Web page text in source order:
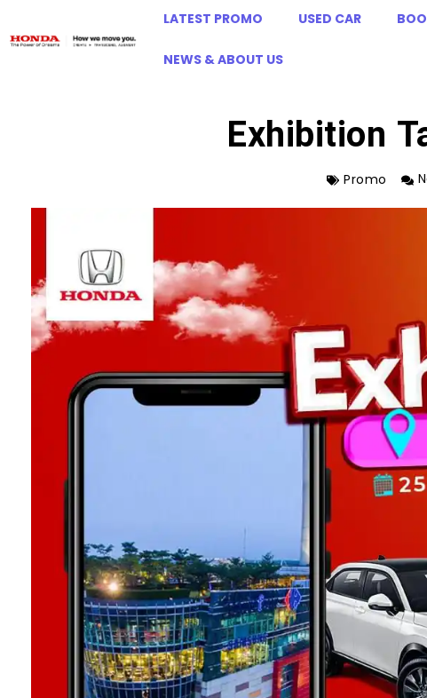
LATEST PROMO USED CAR
NEWS & ABOUT US
Exhibition
Promo